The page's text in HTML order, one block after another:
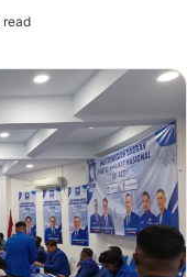
read